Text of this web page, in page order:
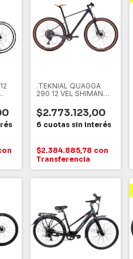
.TEKNIAL QUAGGA
290 12 VEL SHIMANO
-
$2.773.123,00
$2.384.885,78 con
Transferencia